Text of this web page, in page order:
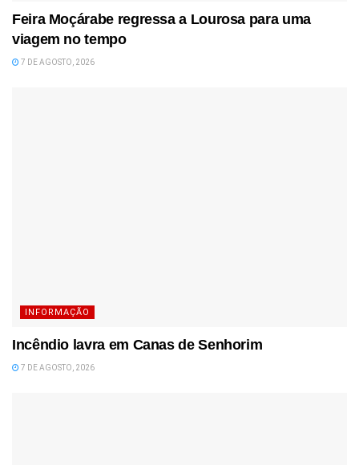
Feira Moçárabe regressa a Lourosa para uma
viagem no tempo
7 DE AGOSTO, 2026
INFORMAÇÃO
Incêndio lavra em Canas de Senhorim
7 DE AGOSTO, 2026